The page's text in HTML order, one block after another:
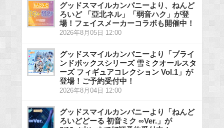
グッドスマイルカンパニーより、ねんど
ろいど 「亞北ネル」「弱音ハク」が登
場！フェイスメーカーコラボも開催中！
2026年8月05日 12:00
グッドスマイルカンパニーより「ブライ
ンドボックスシリーズ 雪ミクオールスタ
ーズ フィギュアコレクション Vol.1」が
登場！ご予約受付中！
2026年8月04日 12:00
グッドスマイルカンパニーより「ねんど
ろいどどーる 初音ミク ∞Ver.」が